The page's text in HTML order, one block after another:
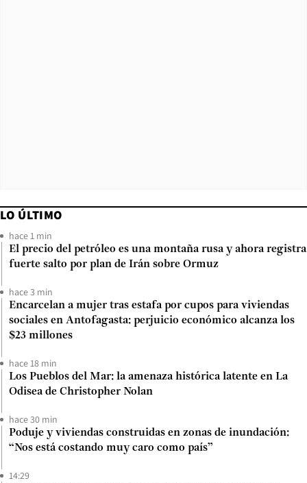
LO ÚLTIMO
hace 1 min
El precio del petróleo es una montaña rusa y ahora registra
fuerte salto por plan de Irán sobre Ormuz
hace 3 min
Encarcelan a mujer tras estafa por cupos para viviendas
sociales en Antofagasta: perjuicio económico alcanza los
$23 millones
hace 18 min
Los Pueblos del Mar: la amenaza histórica latente en La
Odisea de Christopher Nolan
hace 30 min
Poduje y viviendas construidas en zonas de inundación:
“Nos está costando muy caro como país”
14:29